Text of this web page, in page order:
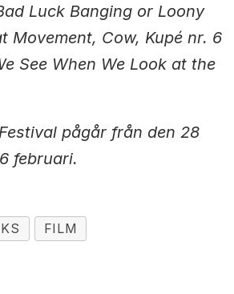
Luck Banging or Loony
Movement, Cow, Kupé nr. 6
See When We Look at the
pågår från den 28
februari.
FILM